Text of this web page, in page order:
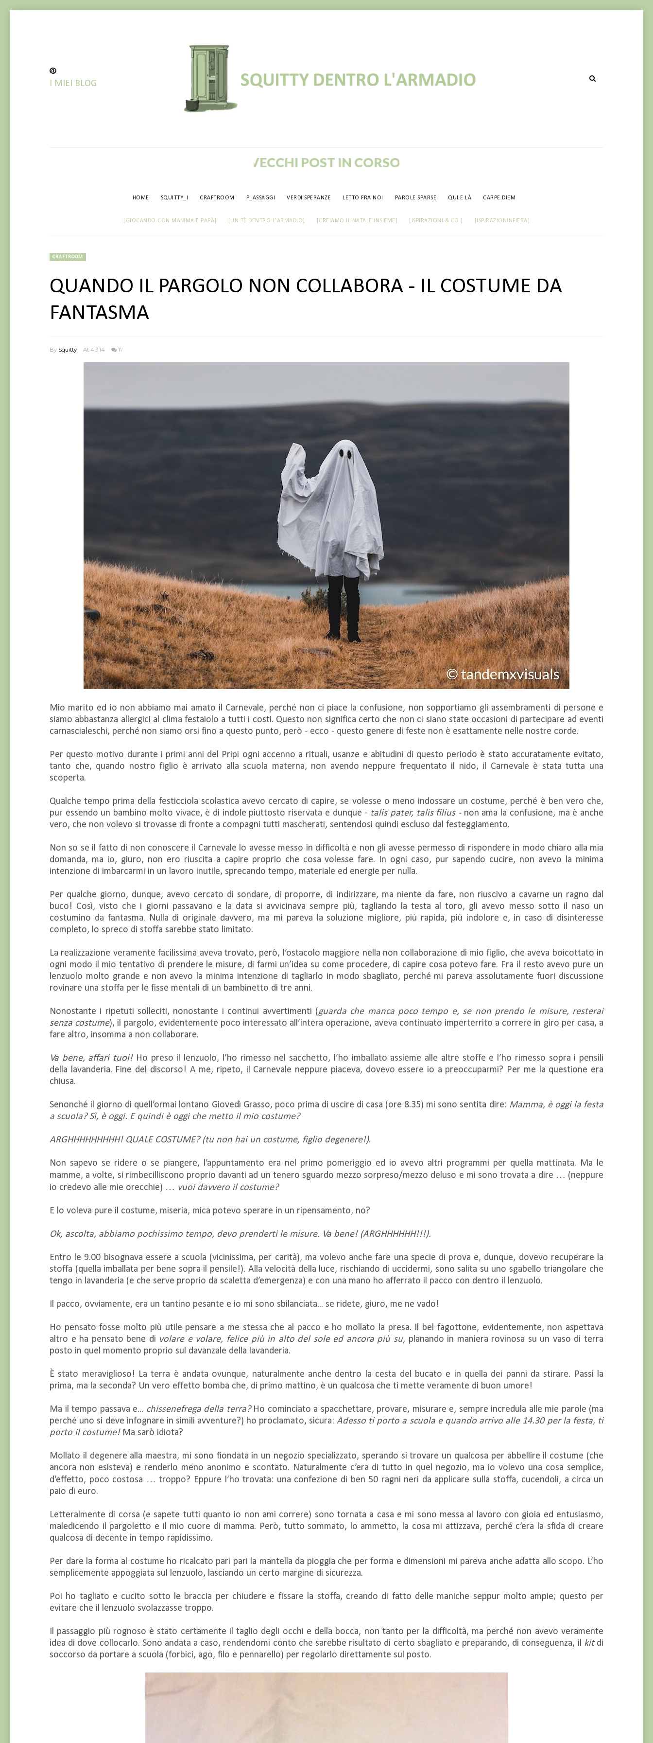
I MIEI BLOG
BLOG IN RISTRUTTURAZIONE! VECCHI POST IN CORSO DI RIPUBBLICAZIONE!
HOME SQUITTY_I CRAFTROOM P_ASSAGGI VERDI SPERANZE LETTO FRA NOI PAROLE SPARSE QUI E LÀ CARPE DIEM
[GIOCANDO CON MAMMA E PAPÀ] [UN TÈ DENTRO L'ARMADIO] [CREIAMO IL NATALE INSIEME] [ISPIRAZIONI & CO.] [ISPIRAZIONINFIERA]
CRAFTROOM
QUANDO IL PARGOLO NON COLLABORA - IL COSTUME DA
FANTASMA
By Squitty At 4.3.14 17
Mio marito ed io non abbiamo mai amato il Carnevale, perché non ci piace la confusione, non sopportiamo gli assembramenti di persone e
siamo abbastanza allergici al clima festaiolo a tutti i costi. Questo non significa certo che non ci siano state occasioni di partecipare ad eventi
carnascialeschi, perché non siamo orsi fino a questo punto, però - ecco - questo genere di feste non è esattamente nelle nostre corde.
Per questo motivo durante i primi anni del Pripi ogni accenno a rituali, usanze e abitudini di questo periodo è stato accuratamente evitato,
tanto che, quando nostro figlio è arrivato alla scuola materna, non avendo neppure frequentato il nido, il Carnevale è stata tutta una
scoperta.
Qualche tempo prima della festicciola scolastica avevo cercato di capire, se volesse o meno indossare un costume, perché è ben vero che,
pur essendo un bambino molto vivace, è di indole piuttosto riservata e dunque - talis pater, talis filius -non ama la confusione, ma è anche
vero, che non volevo si trovasse di fronte a compagni tutti mascherati, sentendosi quindi escluso dal festeggiamento.
Non so se il fatto di non conoscere il Carnevale lo avesse messo in difficoltà e non gli avesse permesso di rispondere in modo chiaro alla mia
domanda, ma io, giuro, non ero riuscita a capire proprio che cosa volesse fare. In ogni caso, pur sapendo cucire, non avevo la minima
intenzione di imbarcarmi in un lavoro inutile, sprecando tempo, materiale ed energie per nulla.
Per qualche giorno, dunque, avevo cercato di sondare, di proporre, di indirizzare, ma niente da fare, non riuscivo a cavarne un ragno dal
buco! Così, visto che i giorni passavano e la data si avvicinava sempre più, tagliando la testa al toro, gli avevo messo sotto il naso un
costumino da fantasma. Nulla di originale davvero, ma mi pareva la soluzione migliore, più rapida, più indolore e, in caso di disinteresse
completo, lo spreco di stoffa sarebbe stato limitato.
La realizzazione veramente facilissima aveva trovato, però, l’ostacolo maggiore nella non collaborazione di mio figlio, che aveva boicottato in
ogni modo il mio tentativo di prendere le misure, di farmi un’idea su come procedere, di capire cosa potevo fare. Fra il resto avevo pure un
lenzuolo molto grande e non avevo la minima intenzione di tagliarlo in modo sbagliato, perché mi pareva assolutamente fuori discussione
rovinare una stoffa per le fisse mentali di un bambinetto di tre anni.
Nonostante i ripetuti solleciti, nonostante i continui avvertimenti (guarda che manca poco tempo e, se non prendo le misure, resterai
senza costume), il pargolo, evidentemente poco interessato all’intera operazione, aveva continuato imperterrito a correre in giro per casa, a
fare altro, insomma a non collaborare.
Va bene, affari tuoi!Ho preso il lenzuolo, l’ho rimesso nel sacchetto, l’ho imballato assieme alle altre stoffe e l’ho rimesso sopra i pensili
della lavanderia. Fine del discorso! A me, ripeto, il Carnevale neppure piaceva, dovevo essere io a preoccuparmi? Per me la questione era
chiusa.
Senonché il giorno di quell’ormai lontano Giovedì Grasso, poco prima di uscire di casa (ore 8.35) mi sono sentita dire: Mamma, è oggi la festa
a scuola? Sì, è oggi. E quindi è oggi che metto il mio costume?
ARGHHHHHHHHH! QUALE COSTUME? (tu non hai un costume, figlio degenere!).
Non sapevo se ridere o se piangere, l’appuntamento era nel primo pomeriggio ed io avevo altri programmi per quella mattinata. Ma le
mamme, a volte, si rimbecilliscono proprio davanti ad un tenero sguardo mezzo sorpreso/mezzo deluso e mi sono trovata a dire … (neppure
io credevo alle mie orecchie) … vuoi davvero il costume?
E lo voleva pure il costume, miseria, mica potevo sperare in un ripensamento, no?
Ok, ascolta, abbiamo pochissimo tempo, devo prenderti le misure. Va bene! (ARGHHHHHH!!!).
Entro le 9.00 bisognava essere a scuola (vicinissima, per carità), ma volevo anche fare una specie di prova e, dunque, dovevo recuperare la
stoffa (quella imballata per bene sopra il pensile!). Alla velocità della luce, rischiando di uccidermi, sono salita su uno sgabello triangolare che
tengo in lavanderia (e che serve proprio da scaletta d’emergenza) e con una mano ho afferrato il pacco con dentro il lenzuolo.
Il pacco, ovviamente, era un tantino pesante e io mi sono sbilanciata... se ridete, giuro, me ne vado!
Ho pensato fosse molto più utile pensare a me stessa che al pacco e ho mollato la presa. Il bel fagottone, evidentemente, non aspettava
altro e ha pensato bene di volare e volare, felice più in alto del sole ed ancora più su, planando in maniera rovinosa su un vaso di terra
posto in quel momento proprio sul davanzale della lavanderia.
È stato meraviglioso! La terra è andata ovunque, naturalmente anche dentro la cesta del bucato e in quella dei panni da stirare. Passi la
prima, ma la seconda? Un vero effetto bomba che, di primo mattino, è un qualcosa che ti mette veramente di buon umore!
Ma il tempo passava e... chissenefrega della terra?Ho cominciato a spacchettare, provare, misurare e, sempre incredula alle mie parole (ma
perché uno si deve infognare in simili avventure?) ho proclamato, sicura: Adesso ti porto a scuola e quando arrivo alle 14.30 per la festa, ti
porto il costume! Ma sarò idiota?
Mollato il degenere alla maestra, mi sono fiondata in un negozio specializzato, sperando si trovare un qualcosa per abbellire il costume (che
ancora non esisteva) e renderlo meno anonimo e scontato. Naturalmente c’era di tutto in quel negozio, ma io volevo una cosa semplice,
d’effetto, poco costosa … troppo? Eppure l’ho trovata: una confezione di ben 50 ragni neri da applicare sulla stoffa, cucendoli, a circa un
paio di euro.
Letteralmente di corsa (e sapete tutti quanto io non ami correre) sono tornata a casa e mi sono messa al lavoro con gioia ed entusiasmo,
maledicendo il pargoletto e il mio cuore di mamma. Però, tutto sommato, lo ammetto, la cosa mi attizzava, perché c’era la sfida di creare
qualcosa di decente in tempo rapidissimo.
Per dare la forma al costume ho ricalcato pari pari la mantella da pioggia che per forma e dimensioni mi pareva anche adatta allo scopo. L’ho
semplicemente appoggiata sul lenzuolo, lasciando un certo margine di sicurezza.
Poi ho tagliato e cucito sotto le braccia per chiudere e fissare la stoffa, creando di fatto delle maniche seppur molto ampie; questo per
evitare che il lenzuolo svolazzasse troppo.
Il passaggio più rognoso è stato certamente il taglio degli occhi e della bocca, non tanto per la difficoltà, ma perché non avevo veramente
idea di dove collocarlo. Sono andata a caso, rendendomi conto che sarebbe risultato di certo sbagliato e preparando, di conseguenza, il kitdi
soccorso da portare a scuola (forbici, ago, filo e pennarello) per regolarlo direttamente sul posto.